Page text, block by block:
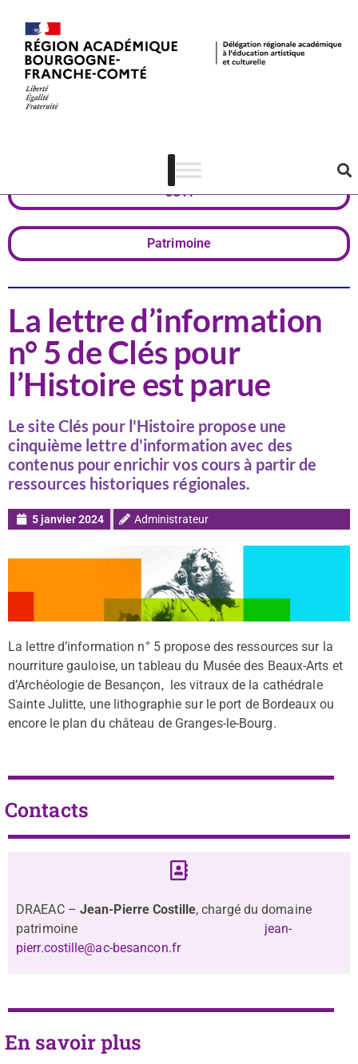
CSTI
Patrimoine
La lettre d’information
n° 5 de Clés pour
l’Histoire est parue
Le site Clés pour l'Histoire propose une
cinquième lettre d'information avec des
contenus pour enrichir vos cours à partir de
ressources historiques régionales.
5 janvier 2024 Administrateur
La lettre d’information n° 5 propose des ressources sur la
nourriture gauloise, un tableau du Musée des Beaux-Arts et
d’Archéologie de Besançon, les vitraux de la cathédrale
Sainte Julitte, une lithographie sur le port de Bordeaux ou
encore le plan du château de Granges-le-Bourg.
Contacts
DRAEAC – Jean-Pierre Costille, chargé du domaine
patrimoine jean-
pierr.costille@ac-besancon.fr
En savoir plus